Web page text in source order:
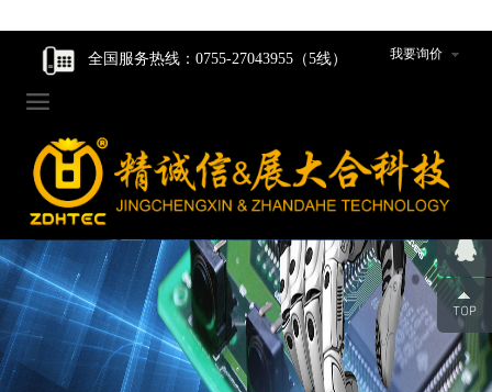
我要询价
全国服务热线：0755-27043955（5线）

走进我们
企业家风
公司简介
组织架构
发展历程
荣誉资质
合作伙伴
走进我们
企业家风
公司简介
组织架构
发展历程
荣誉资质
合作伙伴
智能核心产品
动力产品卷绕组件
数码产品卷绕组件
圆柱产品卷绕组件
裁切组件/裁切刀
冲切组件/冲切刀
圆柱封口组装线模具
智能核心产品
动力产品卷绕组件
数码产品卷绕组件
圆柱产品卷绕组件
裁切组件/裁切刀
冲切组件/冲切刀
圆柱封口组装线模具
制造中心
工程设计研发
生产设备
组件装配车间
品质管控
新闻资讯
公司新闻
行业动态